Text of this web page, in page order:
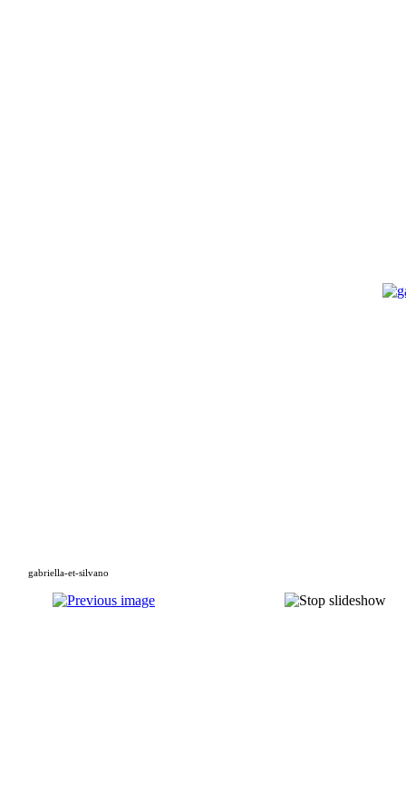
gabriella-et-silvano